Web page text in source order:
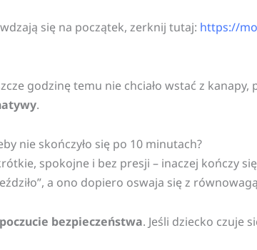
się na początek, zerknij tutaj: https://
godzinę temu nie chciało wstać z kanapy,
.
nie skończyło się po 10 minutach?
spokojne i bez presji – inaczej kończy
a ono dopiero oswaja się z
bezpieczeństwa. Jeśli dziecko czuje